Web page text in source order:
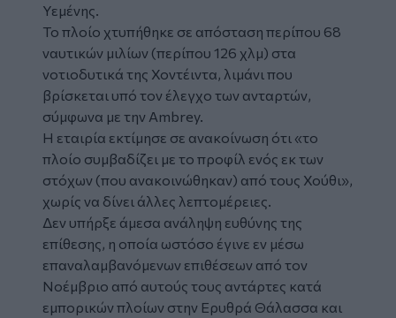
Υεμένης.
Το πλοίο χτυπήθηκε σε απόσταση περίπου 68
ναυτικών μιλίων (περίπου 126 χλμ) στα
νοτιοδυτικά της Χοντέιντα, λιμάνι που
βρίσκεται υπό τον έλεγχο των ανταρτών,
σύμφωνα με την Ambrey.
Η εταιρία εκτίμησε σε ανακοίνωση ότι «το
πλοίο συμβαδίζει με το προφίλ ενός εκ των
στόχων (που ανακοινώθηκαν) από τους Χούθι»,
χωρίς να δίνει άλλες λεπτομέρειες.
Δεν υπήρξε άμεσα ανάληψη ευθύνης της
επίθεσης, η οποία ωστόσο έγινε εν μέσω
επαναλαμβανόμενων επιθέσεων από τον
Νοέμβριο από αυτούς τους αντάρτες κατά
εμπορικών πλοίων στην Ερυθρά Θάλασσα και